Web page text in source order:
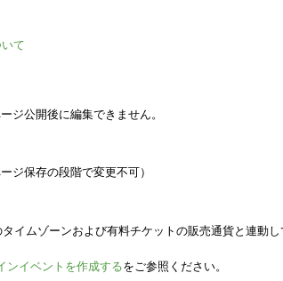
て
ジ公開後に編集できません。
ジ保存の段階で変更不可）
イムゾーンおよび有料チケットの販売通貨と連動
ンイベントを作成するをご参照ください。